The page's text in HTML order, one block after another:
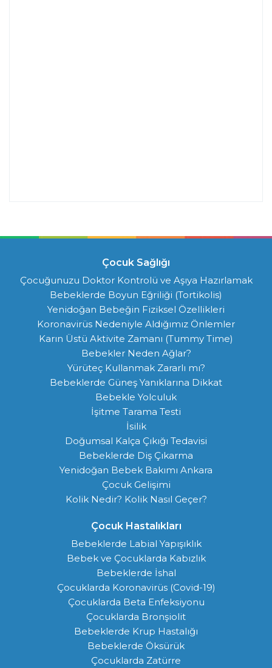
Çocuk Sağlığı
Çocuğunuzu Doktor Kontrolü ve Aşıya Hazırlamak
Bebeklerde Boyun Eğriliği (Tortikolis)
Yenidoğan Bebeğin Fiziksel Özellikleri
Koronavirüs Nedeniyle Aldığımız Önlemler
Karın Üstü Aktivite Zamanı (Tummy Time)
Bebekler Neden Ağlar?
Yürüteç Kullanmak Zararlı mı?
Bebeklerde Güneş Yanıklarına Dikkat
Bebekle Yolculuk
İşitme Tarama Testi
İsilik
Doğumsal Kalça Çıkığı Tedavisi
Bebeklerde Diş Çıkarma
Yenidoğan Bebek Bakımı Ankara
Çocuk Gelişimi
Kolik Nedir? Kolik Nasıl Geçer?
Çocuk Hastalıkları
Bebeklerde Labial Yapışıklık
Bebek ve Çocuklarda Kabızlık
Bebeklerde İshal
Çocuklarda Koronavirüs (Covid-19)
Çocuklarda Beta Enfeksiyonu
Çocuklarda Bronşiolit
Bebeklerde Krup Hastalığı
Bebeklerde Öksürük
Çocuklarda Zatürre